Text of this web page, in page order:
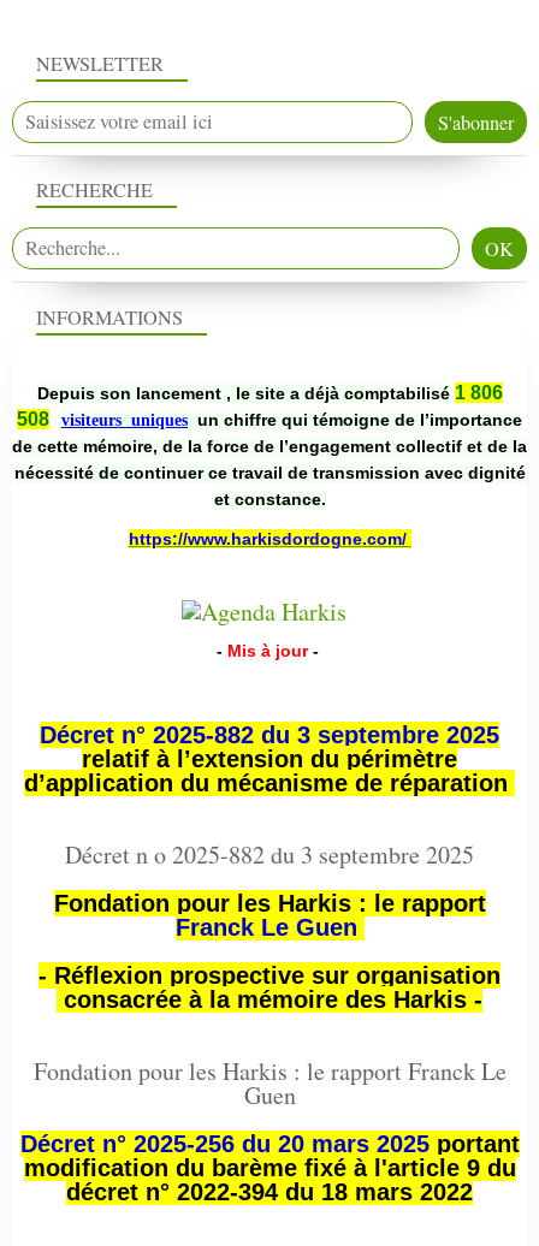
NEWSLETTER
RECHERCHE
INFORMATIONS
Depuis son lancement , le site a déjà comptabilisé 1 806
508
visiteurs uniques un chiffre qui témoigne de l’importance
de cette mémoire, de la force de l’engagement collectif et de la
nécessité de continuer ce travail de transmission avec dignité
et constance.
https://www.harkisdordogne.com/
- Mis à jour -
Décret n° 2025-882 du 3 septembre 2025
relatif à l’extension du périmètre
d’application du mécanisme de réparation
Décret n o 2025-882 du 3 septembre 2025
Fondation pour les Harkis : le rapport
Franck Le Guen
- Réflexion prospective sur organisation
consacrée à la mémoire des Harkis -
Fondation pour les Harkis : le rapport Franck Le
Guen
Décret n° 2025-256 du 20 mars 2025portant
modification du barème fixé à l'article 9 du
décret n° 2022-394 du 18 mars 2022